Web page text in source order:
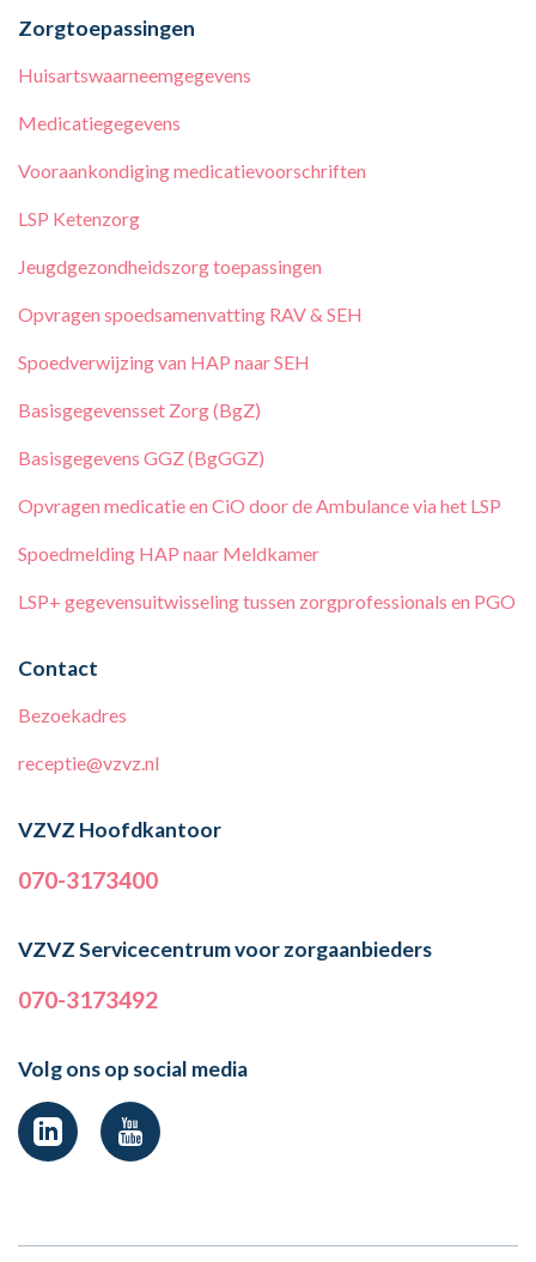
Zorgtoepassingen
Huisartswaarneemgegevens
Medicatiegegevens
Vooraankondiging medicatievoorschriften
LSP Ketenzorg
Jeugdgezondheidszorg toepassingen
Opvragen spoedsamenvatting RAV & SEH
Spoedverwijzing van HAP naar SEH
Basisgegevensset Zorg (BgZ)
Basisgegevens GGZ (BgGGZ)
Opvragen medicatie en CiO door de Ambulance via het LSP
Spoedmelding HAP naar Meldkamer
LSP+ gegevensuitwisseling tussen zorgprofessionals en PGO
Contact
Bezoekadres
receptie@vzvz.nl
VZVZ Hoofdkantoor
070-3173400
VZVZ Servicecentrum voor zorgaanbieders
070-3173492
Volg ons op social media